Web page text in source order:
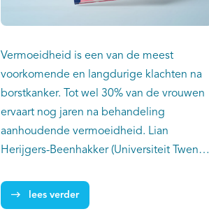
Vermoeidheid is een van de meest
voorkomende en langdurige klachten na
borstkanker. Tot wel 30% van de vrouwen
ervaart nog jaren na behandeling
aanhoudende vermoeidheid. Lian
Herijgers-Beenhakker (Universiteit Twente)
te begrijpen en te behandelen is. Haar
onderzoek laat zien dat het op basis van
lees verder